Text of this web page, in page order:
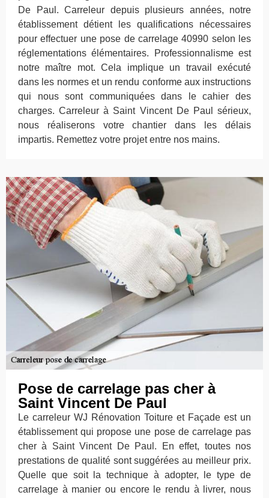
De Paul. Carreleur depuis plusieurs années, notre
établissement détient les qualifications nécessaires
pour effectuer une pose de carrelage 40990 selon les
réglementations élémentaires. Professionnalisme est
notre maître mot. Cela implique un travail exécuté
dans les normes et un rendu conforme aux instructions
qui nous sont communiquées dans le cahier des
charges. Carreleur à Saint Vincent De Paul sérieux,
nous réaliserons votre chantier dans les délais
impartis. Remettez votre projet entre nos mains.
Pose de carrelage pas cher à
Saint Vincent De Paul
Le carreleur WJ Rénovation Toiture et Façade est un
établissement qui propose une pose de carrelage pas
cher à Saint Vincent De Paul. En effet, toutes nos
prestations de qualité sont suggérées au meilleur prix.
Quelle que soit la technique à adopter, le type de
carrelage à manier ou encore le rendu à livrer, nous